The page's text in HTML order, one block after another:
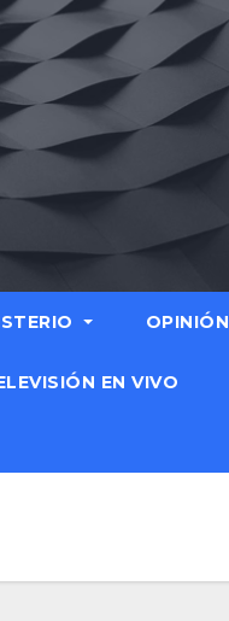
OPINIÓN
EN VIVO